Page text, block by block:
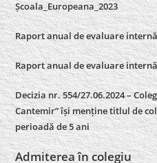
Școala_Europeana_2023
Raport anual de evaluare internă
Raport anual de evaluare
Decizia nr. 554/27.06.2024 –
Cantemir” își menține titlul de
perioadă de 5 ani
Admiterea în colegiu